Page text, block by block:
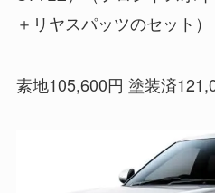
＋リヤスパッツのセット）
素地105,600円 塗装済